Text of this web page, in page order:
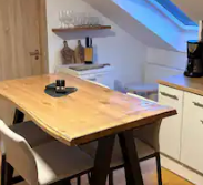
5 de 5, 8 reseñas